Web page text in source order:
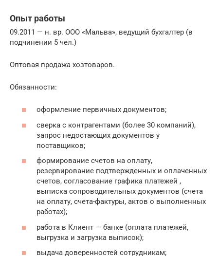
Опыт работы
09.2011 — н. вр. ООО «Мальва», ведущий бухгалтер (в
подчинении 5 чел.)
Оптовая продажа хозтоваров.
Обязанности:
оформление первичных документов;
сверка с контрагентами (более 30 компаний),
запрос недостающих документов у
поставщиков;
формирование счетов на оплату,
резервирование подтвержденных и оплаченных
счетов, согласование графика платежей ,
выписка сопроводительных документов (счета
на оплату, счета-фактуры, актов о выполненных
работах);
работа в Клиент — банке (оплата платежей,
выгрузка и загрузка выписок);
выдача доверенностей сотрудникам;